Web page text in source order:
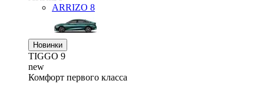
ARRIZO 8
Новинки
TIGGO 9
new
Комфорт первого класса